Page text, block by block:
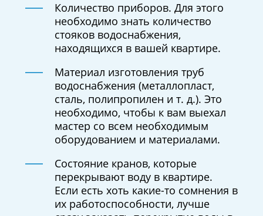
Количество приборов. Для этого
необходимо знать количество
стояков водоснабжения,
находящихся в вашей квартире.
Материал изготовления труб
водоснабжения (металлопласт,
сталь, полипропилен и т. д.). Это
необходимо, чтобы к вам выехал
мастер со всем необходимым
оборудованием и материалами.
Состояние кранов, которые
перекрывают воду в квартире.
Если есть хоть какие-то сомнения в
их работоспособности, лучше